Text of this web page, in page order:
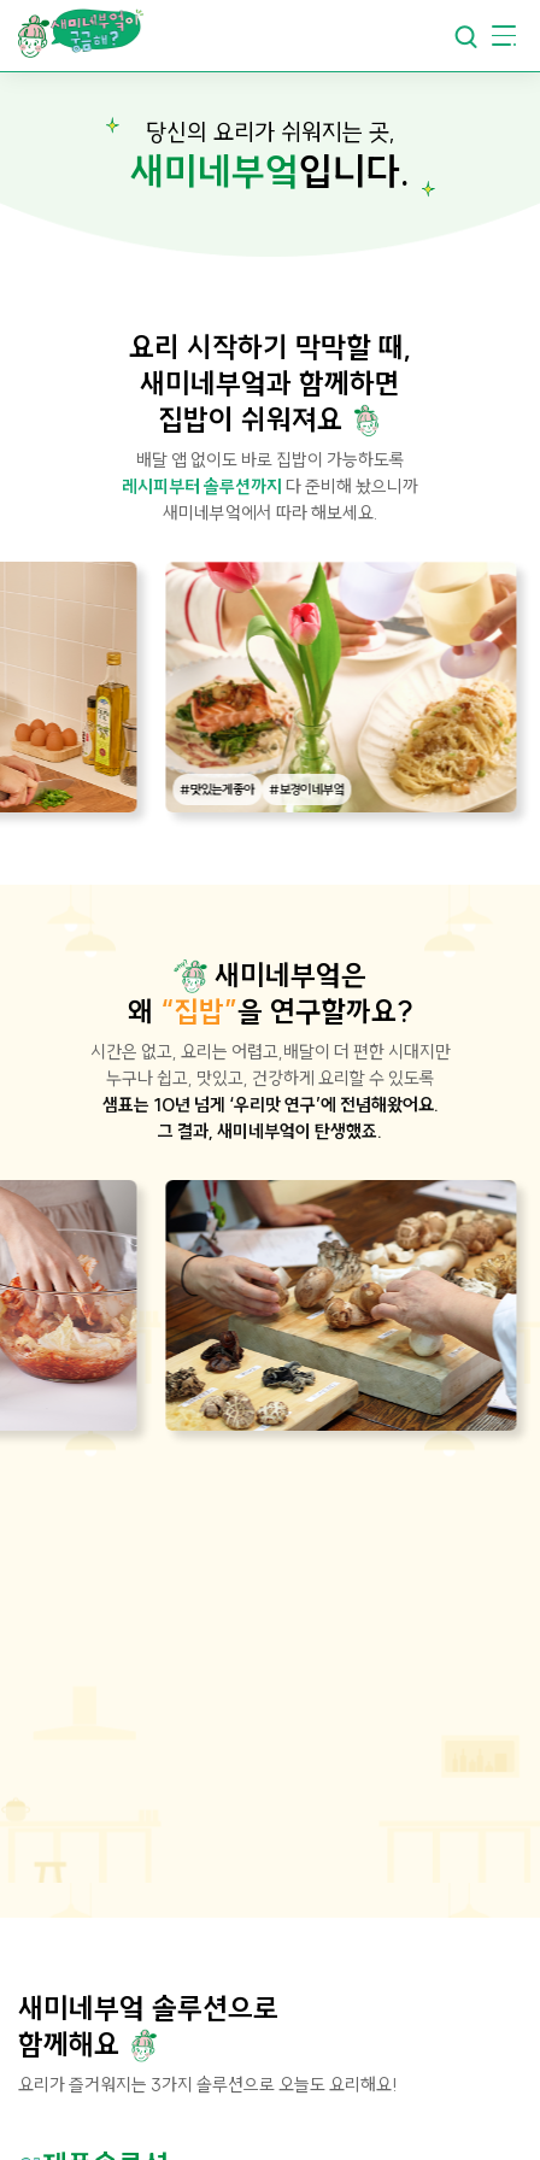
요리가쉬워지는부엌
당신의 요리가 쉬워지는 곳,
새미네부엌입니다.
요리 시작하기 막막할 때,
새미네부엌과 함께하면
집밥이 쉬워져요
배달 앱 없이도 바로 집밥이 가능하도록
레시피부터 솔루션까지 다 준비해 놨으니까
새미네부엌에서 따라 해보세요.
#맛있는게좋아 #보경이네부엌
새미네부엌은
왜 “집밥”을 연구할까요?
시간은 없고, 요리는 어렵고,배달이 더 편한 시대지만
누구나 쉽고, 맛있고, 건강하게 요리할 수 있도록
샘표는 10년 넘게 ‘우리맛 연구’에 전념해왔어요.
그 결과, 새미네부엌이 탄생했죠.
새미네부엌 솔루션으로
함께해요
요리가 즐거워지는 3가지 솔루션으로 오늘도 요리해요!